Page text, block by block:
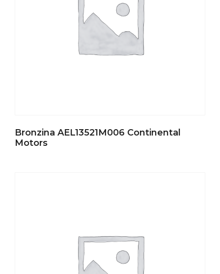
Bronzina AEL13521M006 Continental
Motors